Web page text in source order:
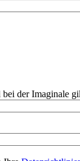
der Imaginale